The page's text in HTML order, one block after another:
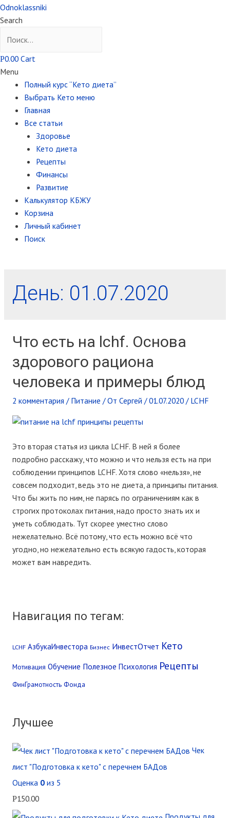
Odnoklassniki
Search
Р0.00 Cart
Menu
Полный курс “Кето диета”
Выбрать Кето меню
Главная
Все статьи
Здоровье
Кето диета
Рецепты
Финансы
Развитие
Калькулятор КБЖУ
Корзина
Личный кабинет
Поиск
День: 01.07.2020
Что есть на lchf. Основа
здорового рациона
человека и примеры блюд
2 комментария / Питание / От Сергей /01.07.2020/ LCHF
Это вторая статья из цикла LCHF. В ней я более
подробно расскажу, что можно и что нельзя есть на при
соблюдении принципов LCHF. Хотя слово «нельзя», не
совсем подходит, ведь это не диета, а принципы питания.
Что бы жить по ним, не парясь по ограничениям как в
строгих протоколах питания, надо просто знать их и
уметь соблюдать. Тут скорее уместно слово
нежелательно. Всё потому, что есть можно всё что
угодно, но нежелательно есть всякую гадость, которая
может вам навредить.
Навигация по тегам:
LCHF АзбукаИнвестора Бизнес ИнвестОтчет Кето
Мотивация Обучение Полезное Психология Рецепты
ФинГрамотность Фонда
Лучшее
Чек
лист "Подготовка к кето" с перечнем БАДов
Оценка 0из 5
Р150.00